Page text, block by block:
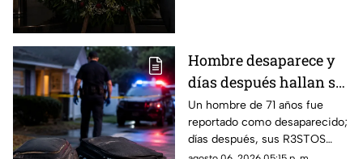
Hombre desaparece y
días después hallan su
CU3RP0
D3SMEMBR4DO dentro
de tres maletas; hay un
Un hombre de 71 años fue
reportado como desaparecido;
días después, sus R3STOS